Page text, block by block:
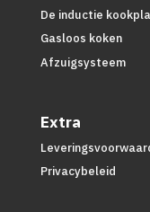
De inductie
Gasloos koken
Afzuigsysteem
Extra
Privacybeleid